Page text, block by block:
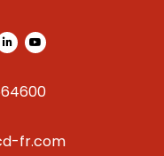
fr.com